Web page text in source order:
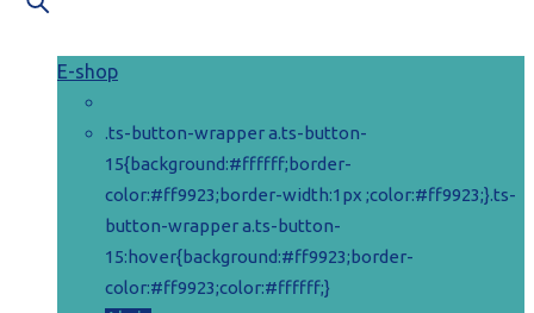
E-shop
.ts-button-wrapper a.ts-button-
15{background:#ffffff;border-
color:#ff9923;border-width:1px ;color:#ff9923;}.ts-
button-wrapper a.ts-button-
15:hover{background:#ff9923;border-
color:#ff9923;color:#ffffff;}